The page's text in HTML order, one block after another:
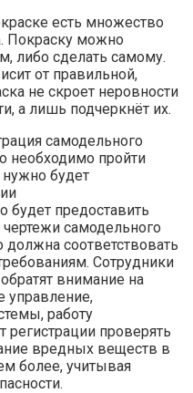
есть множество
Покраску можно
либо сделать самому.
от правильной,
не скроет неровности
а лишь подчеркнёт их.
самодельного
необходимо пройти
будет
будет предоставить
самодельного
соответствовать
Сотрудники
внимание на
управление,
работу
регистрации проверять
вредных веществ в
более, учитывая